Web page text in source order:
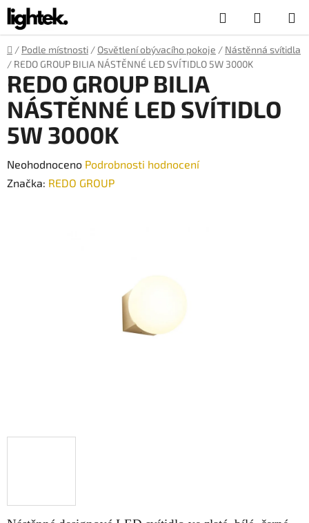
Přejít
na
obsah
Hledat
KOŠÍK
Domů
/ Podle místnosti / Osvětlení obývacího pokoje / Nástěnná svítidla
/ REDO GROUP BILIA NÁSTĚNNÉ LED SVÍTIDLO 5W 3000K
REDO GROUP BILIA
NÁSTĚNNÉ LED SVÍTIDLO
5W 3000K
Průměrné
hodnocení
Neohodnoceno Podrobnosti hodnocení
Značka: REDO GROUP